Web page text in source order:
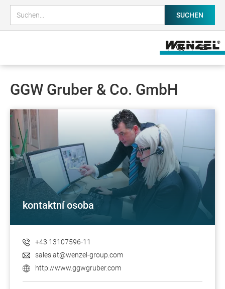
GGW Gruber & Co. GmbH
kontaktní osoba
+43 13107596-11
sales.at@wenzel-group.com
http://www.ggwgruber.com